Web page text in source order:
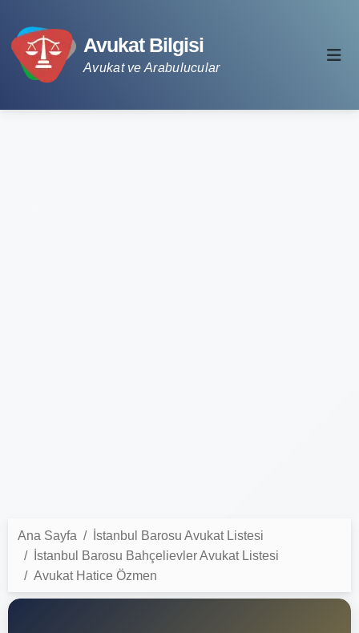
Avukat Bilgisi
Avukat ve Arabulucular
Ana Sayfa
İstanbul Barosu Avukat Listesi
İstanbul Barosu Bahçelievler Avukat Listesi
Avukat Hatice Özmen